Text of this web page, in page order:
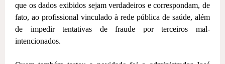
que os dados exibidos sejam verdadeiros e correspondam, de
fato, ao profissional vinculado à rede pública de saúde, além
de impedir tentativas de fraude por terceiros mal-
intencionados.